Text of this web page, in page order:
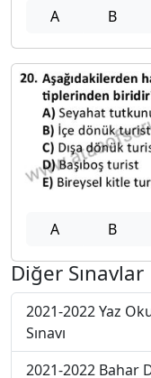
A B
A B
Diğer Sınavlar
2021-2022 Yaz
Sınavı
2021-2022 Bahar